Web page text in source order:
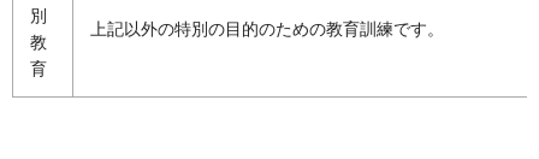
別
教
育
上記以外の特別の目的のための教育訓練です。